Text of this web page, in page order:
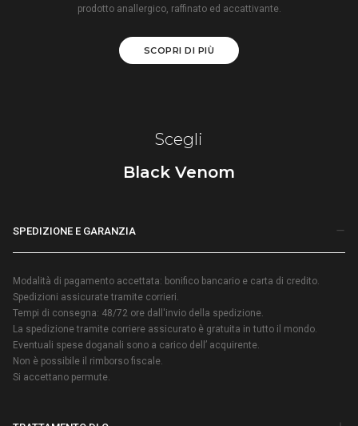
prodotto anallergico, raffinato ed accattivante.
SCOPRI DI PIÙ
Scegli
Black Venom
SPEDIZIONE E GARANZIA
Modalità di pagamento accettata: bonifico bancario e carta di credito.
Spedizioni assicurate tramite corrieri.
Tempi di consegna: 48/72 ore dall'invio della spedizione.
La spedizione tramite corriere assicurato è gratuita in tutto il mondo.
Eventuali spese doganali sono a carico dell’ acquirente.
Non è possibile il rimborso fiscale.
Si accettano permute.